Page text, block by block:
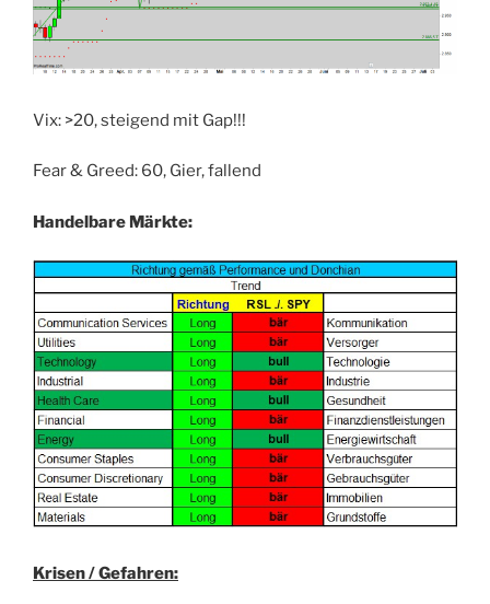
Vix: >20, steigend mit Gap!!!
Fear & Greed: 60, Gier, fallend
Handelbare Märkte:
Krisen / Gefahren: